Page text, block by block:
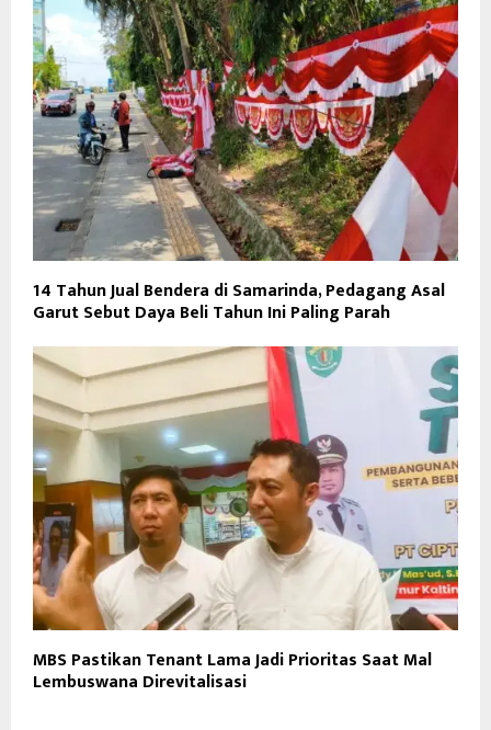
14 Tahun Jual Bendera di Samarinda, Pedagang Asal
Garut Sebut Daya Beli Tahun Ini Paling Parah
MBS Pastikan Tenant Lama Jadi Prioritas Saat Mal
Lembuswana Direvitalisasi